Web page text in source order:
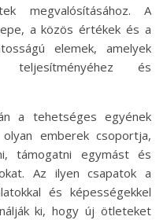
megvalósításához. A
a közös értékek és a
elemek, amelyek
és
a tehetséges egyének
emberek csoportja,
támogatni egymást és
Az ilyen csapatok a
és képességekkel
ki, hogy új ötleteket